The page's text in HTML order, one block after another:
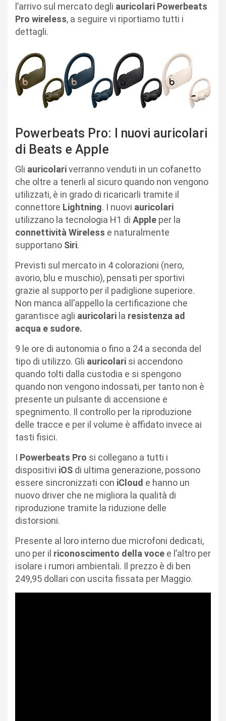
l’arrivo sul mercato degli auricolari Powerbeats
Pro wireless, a seguire vi riportiamo tutti i
dettagli.
Powerbeats Pro: I nuovi auricolari
di Beats e Apple
Gli auricolariverranno venduti in un cofanetto
che oltre a tenerli al sicuro quando non vengono
utilizzati, è in grado di ricaricarli tramite il
connettore Lightning. I nuovi auricolari
utilizzano la tecnologia H1 di Apple per la
connettività Wireless e naturalmente
supportano Siri.
Previsti sul mercato in 4 colorazioni (nero,
avorio, blu e muschio), pensati per sportivi
grazie al supporto per il padiglione superiore.
Non manca all’appello la certificazione che
garantisce agli auricolari la resistenza ad
acqua e sudore.
9 le ore di autonomia o fino a 24 a seconda del
tipo di utilizzo. Gli auricolari si accendono
quando tolti dalla custodia e si spengono
quando non vengono indossati, per tanto non è
presente un pulsante di accensione e
spegnimento. Il controllo per la riproduzione
delle tracce e per il volume è affidato invece ai
tasti fisici.
I Powerbeats Pro si collegano a tutti i
dispositivi iOS di ultima generazione, possono
essere sincronizzati con iCloud e hanno un
nuovo driver che ne migliora la qualità di
riproduzione tramite la riduzione delle
distorsioni.
Presente al loro interno due microfoni dedicati,
uno per il riconoscimento della voce e l’altro per
isolare i rumori ambientali. Il prezzo è di ben
249,95 dollari con uscita fissata per Maggio.